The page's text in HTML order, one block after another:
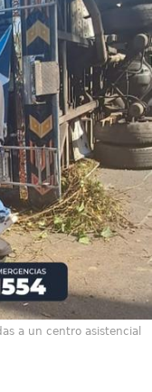
a un centro asistencial